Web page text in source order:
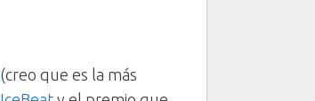
(creo que es la más